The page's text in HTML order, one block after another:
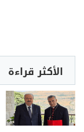
الأكثر قراءة